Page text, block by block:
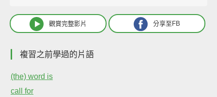
觀賞完整影片 分享至FB
複習之前學過的片語
(the) word is
call for